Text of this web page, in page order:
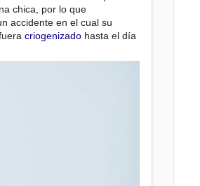
chica, por lo que
accidente en el cual su
criogenizado hasta el día